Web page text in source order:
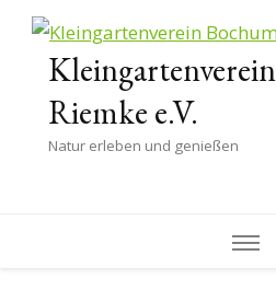
Riemke e.V.
Natur erleben und genießen